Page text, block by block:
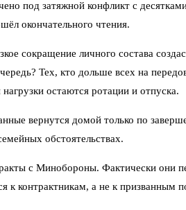
под затяжной конфликт с
окончательного чтения.
сокращение личного состава
Тех, кто дольше всех на
остаются ротации и отпуска.
вернутся домой только по
обстоятельствах.
с Минобороны. Фактически
а не к призванным